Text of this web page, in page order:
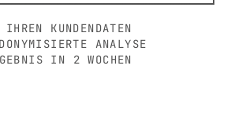
KUNDENDATEN
ANALYSE
IN 2 WOCHEN